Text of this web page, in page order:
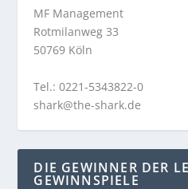
MF Management
Rotmilanweg 33
50769 Köln
Tel.: 0221-5343822-0
shark@the-shark.de
DIE GEWINNER DER
GEWINNSPIELE